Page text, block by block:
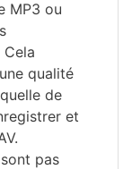
MP3 ou
qualité
de
et
pas